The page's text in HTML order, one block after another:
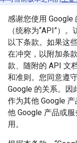
感谢您使用 Google
（统称为“API”）
以下条款。如果这
在冲突，以附加条
款、随附的 API 文
和准则。您同意遵
Google 的关系。因
作为其他 Google
他 Google 产品或
用。